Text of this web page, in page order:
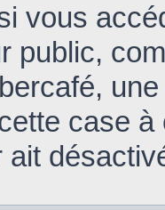
vous
public,
case à
ait